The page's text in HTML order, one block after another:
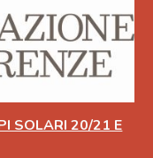
SOLARI 20/21 E